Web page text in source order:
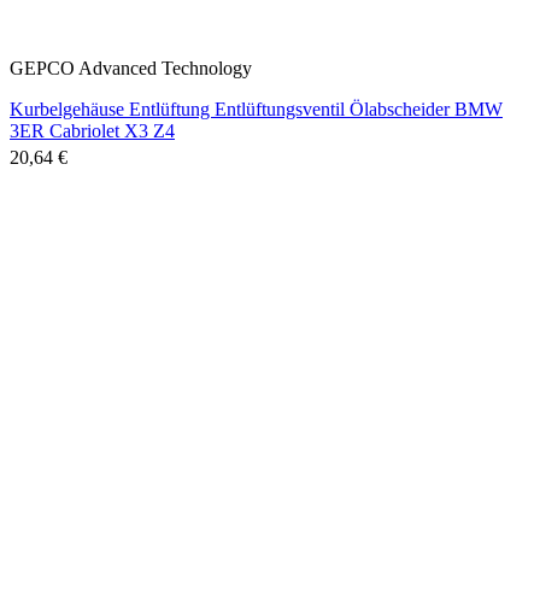
GEPCO Advanced Technology
Kurbelgehäuse Entlüftung Entlüftungsventil Ölabscheider BMW
3ER Cabriolet X3 Z4
20,64 €